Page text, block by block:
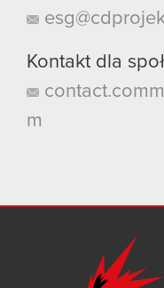
Kontakt dla
m